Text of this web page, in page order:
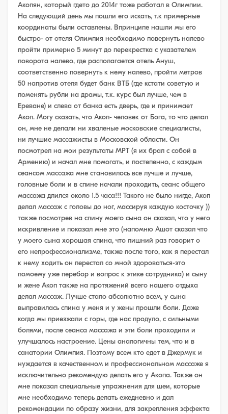
Акопян, который гдето до 2014г тоже работал в Олимпии.
На следующий день мы пошли его искать, т.к примерные
координаты были оставлены. Впринципе нашли мы его
быстро- от отеля Олимпия необходимо повернуть налево
пройти примерно 5 минут до перекрестка с указателем
поворота налево, где располагается отель Ануш,
соответственно повернуть к нему налево, пройти метров
50 напротив отеля будет банк ВТБ (где кстати советую и
поменять рубли на драмы, т.к. курс был лучше, чем в
Ереване) и слева от банка есть дверь, где и принимает
Акоп. Могу сказать, что Акоп- человек от Бога, то что делал
он, мне не делали ни хваленые московские специалисты,
ни лучшие массажисты в Московской области. Он
посмотрел на мои результаты МРТ (я их брал с собой в
Армению) и начал мне помогать, и постепенно, с каждым
сеансом массажа мне становилось все лучше и лучше,
головные боли и в спине начали проходить, сеанс общего
массажа длился около 1.5 часа!!! Такого не было нигде, Акоп
делал массаж с головы до ног, массируя каждую косточку ))
также посмотрев на спину моего сына он сказал, что у него
искривление и показал мне это (напомню Ашот сказал что
у моего сына хорошая спина, что лишний раз говорит о
его непрофессионализме, также после того, как я перестал
к нему ходить он перестал со мной здороваться-это
помоему уже перебор и вопрос к этике сотрудника) и сыну
и жене Акоп также на протяжений всего нашего отдыха
делал массаж. Лучше стало абсолютно всем, у сына
выправилась спина у меня и у жены прошли боли. Даже
когда мы приезжали с горы, где нас продуло, с сильными
болями, после сеанса массажа и эти боли проходили и
улучшалось настроение. Цены аналогичны тем, что и в
санатории Олимпия. Поэтому всем кто едет в Джермук и
нуждается в качественном и профессиональном массаже я
исключительно рекомендую делать его у Акопа. Также он
мне показал специальные упражнения для шеи, которые
мне необходимо теперь делать ежедневно и дал
рекомендации по образу жизни, для закрепления эффекта